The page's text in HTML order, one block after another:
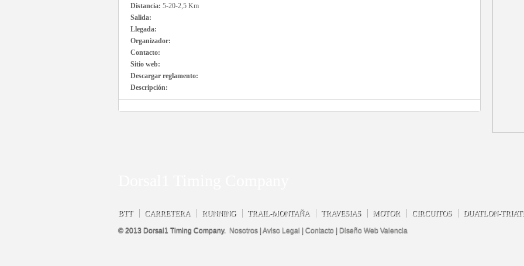
Distancia: 5-20-2,5 Km
Salida:
Llegada:
Organizador:
Contacto:
Sitio web:
Descargar reglamento:
Descripción:
BTT CARRETERA RUNNING TRAIL-MONTAÑA TRAVESIAS MOTOR CIRCUITOS DUATLON-
© 2013 Dorsal1 Timing Company. Nosotros |Aviso Legal | Contacto | Diseño Web Valencia